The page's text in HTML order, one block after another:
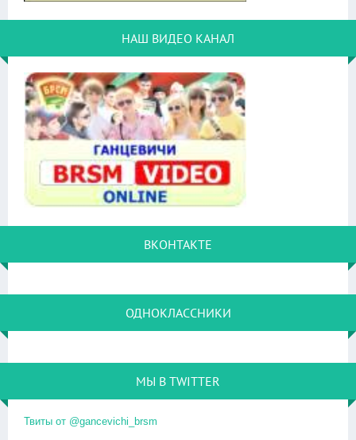
НАШ ВИДЕО КАНАЛ
ВКОНТАКТЕ
ОДНОКЛАССНИКИ
МЫ В TWITTER
Твиты от @gancevichi_brsm